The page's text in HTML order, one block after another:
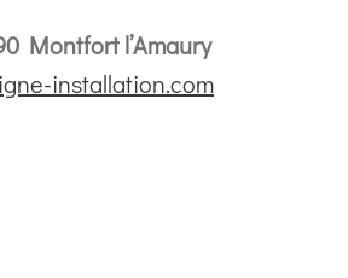
Montfort l’Amaury
installation.com